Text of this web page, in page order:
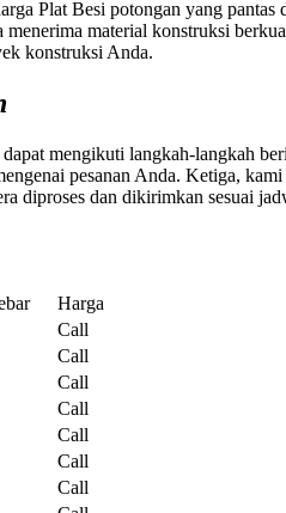
Plat Besi potongan yang
material konstruksi
konstruksi Anda.
mengikuti langkah-langkah
pesanan Anda. Ketiga,
diproses dan dikirimkan sesuai
Harga
Call
Call
Call
Call
Call
Call
Call